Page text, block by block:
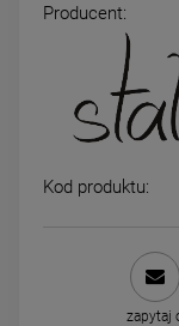
STAL
potrójny trzy
59,00 zł
Producent:
Kod produktu:
zapytaj